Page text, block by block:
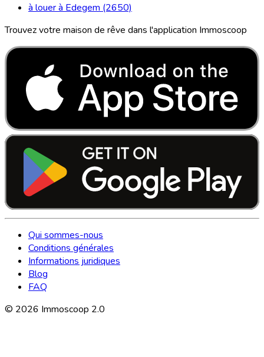
à louer à Edegem (2650)
Trouvez votre maison de rêve dans l'application Immoscoop
Qui sommes-nous
Conditions générales
Informations juridiques
Blog
FAQ
© 2026 Immoscoop 2.0